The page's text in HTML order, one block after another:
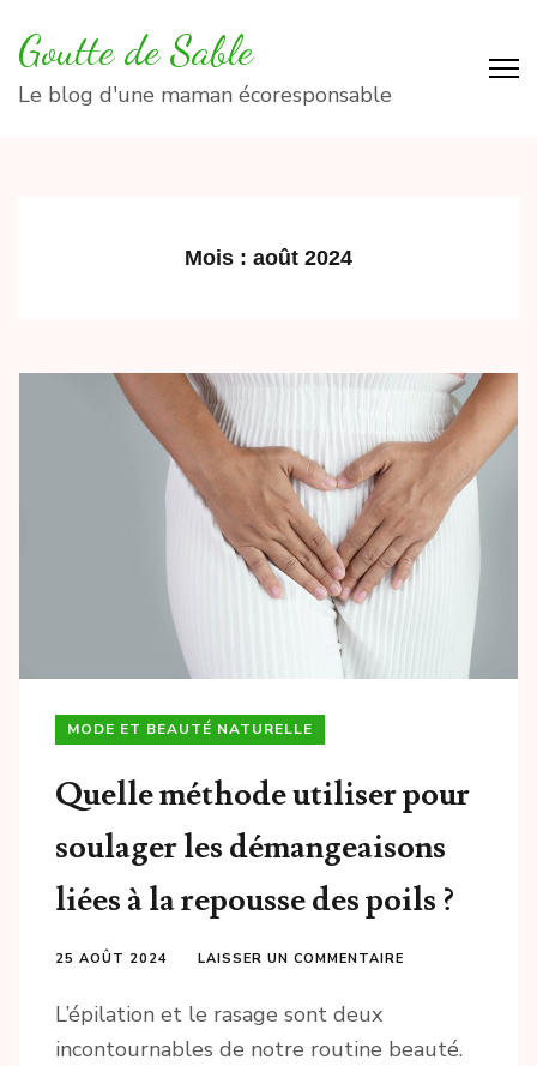
au
contenu
Goutte de Sable
Le blog d'une maman écoresponsable
Mois : août 2024
MODE ET BEAUTÉ NATURELLE
Quelle méthode utiliser pour
soulager les démangeaisons
liées à la repousse des poils ?
25 AOÛT 2024 LAISSER UN COMMENTAIRE
L’épilation et le rasage sont deux
incontournables de notre routine beauté.